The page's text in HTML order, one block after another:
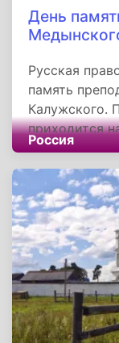
День
Русская
память
Калужского.
приходится
юности
одной из
уединению
дремучего
дупле
Россия